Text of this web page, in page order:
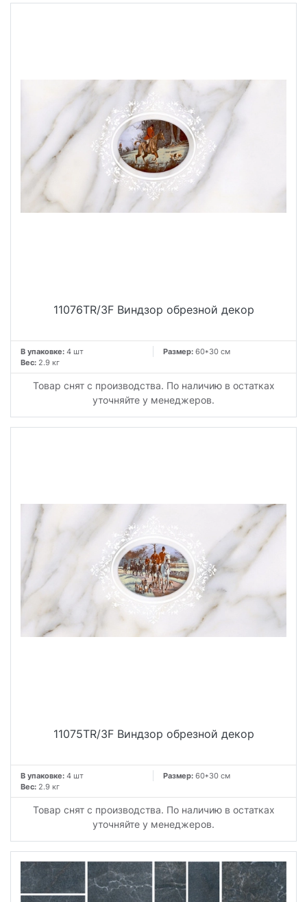
11076TR/3F Виндзор обрезной декор
В упаковке: 4 шт Размер: 60*30 см
Вес: 2.9 кг
Товар снят с производства. По наличию в остатках
уточняйте у менеджеров.
11075TR/3F Виндзор обрезной декор
В упаковке: 4 шт Размер: 60*30 см
Вес: 2.9 кг
Товар снят с производства. По наличию в остатках
уточняйте у менеджеров.